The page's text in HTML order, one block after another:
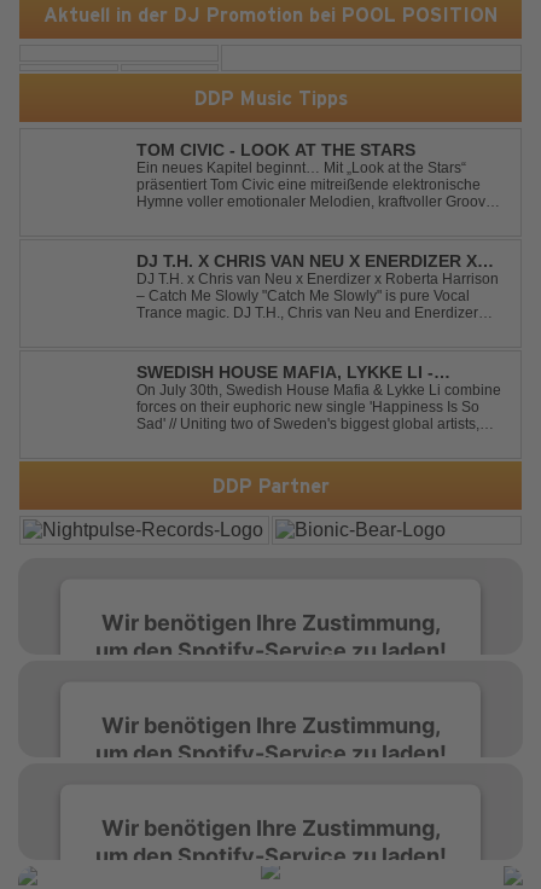
Aktuell in der DJ Promotion bei POOL POSITION
DDP Music Tipps
TOM CIVIC - LOOK AT THE STARS
Ein neues Kapitel beginnt… Mit „Look at the Stars“
präsentiert Tom Civic eine mitreißende elektronische
Hymne voller emotionaler Melodien, kraftvoller Grooves
Verbindung aus Dance, House und elektronische...
DJ T.H. X CHRIS VAN NEU X ENERDIZER X
ROBERTA HARRISON - CATCH ME SLOWLY
DJ T.H. x Chris van Neu x Enerdizer x Roberta Harrison
– Catch Me Slowly "Catch Me Slowly" is pure Vocal
Trance magic. DJ T.H., Chris van Neu and Enerdizer
Balearic Ibiza trance vibe. At the hear...
SWEDISH HOUSE MAFIA, LYKKE LI -
HAPPINESS IS SO SAD
On July 30th, Swedish House Mafia & Lykke Li combine
forces on their euphoric new single 'Happiness Is So
Sad' // Uniting two of Sweden's biggest global artists,
happiest moments are often the hardest to say goodbye
to // The track was ...DDP Partner
Wir benötigen Ihre Zustimmung,
um den Spotify-Service zu laden!
einzubetten. Dieser Service kann Daten zu
Ihren Aktivitäten sammeln. Bitte lesen Sie die
Mehr Informationen
Wir benötigen Ihre Zustimmung,
um den Spotify-Service zu laden!
einzubetten. Dieser Service kann Daten zu
Ihren Aktivitäten sammeln. Bitte lesen Sie die
Wir benötigen Ihre Zustimmung,
um den Spotify-Service zu laden!